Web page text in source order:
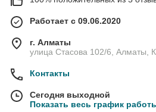
Работает с 09.06.2020
г. Алматы
улица Стасова 102/6, Алматы,
Контакты
Сегодня выходной
Показать весь график